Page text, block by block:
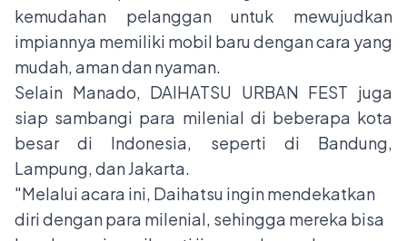
kemudahan pelanggan untuk mewujudkan
impiannya memiliki mobil baru dengan cara yang
mudah, aman dan nyaman.
Selain Manado, DAIHATSU URBAN FEST juga
siap sambangi para milenial di beberapa kota
besar di Indonesia, seperti di Bandung,
Lampung, dan Jakarta.
"Melalui acara ini, Daihatsu ingin mendekatkan
diri dengan para milenial, sehingga mereka bisa